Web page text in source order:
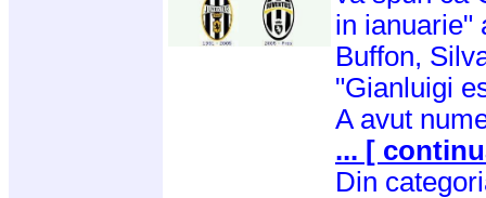
in ianuarie"
Buffon,
"Gianluigi
A avut
... [
Din